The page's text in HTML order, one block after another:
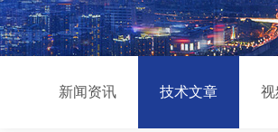
新闻资讯 技术文章